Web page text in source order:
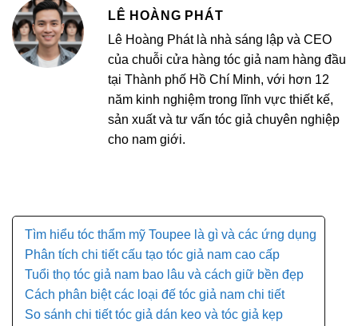
LÊ HOÀNG PHÁT
Lê Hoàng Phát là nhà sáng lập và CEO
của chuỗi cửa hàng tóc giả nam hàng đầu
tại Thành phố Hồ Chí Minh, với hơn 12
năm kinh nghiệm trong lĩnh vực thiết kế,
sản xuất và tư vấn tóc giả chuyên nghiệp
cho nam giới.
Tìm hiểu tóc thẩm mỹ Toupee là gì và các ứng dụng
Phân tích chi tiết cấu tạo tóc giả nam cao cấp
Tuổi thọ tóc giả nam bao lâu và cách giữ bền đẹp
Cách phân biệt các loại đế tóc giả nam chi tiết
So sánh chi tiết tóc giả dán keo và tóc giả kẹp